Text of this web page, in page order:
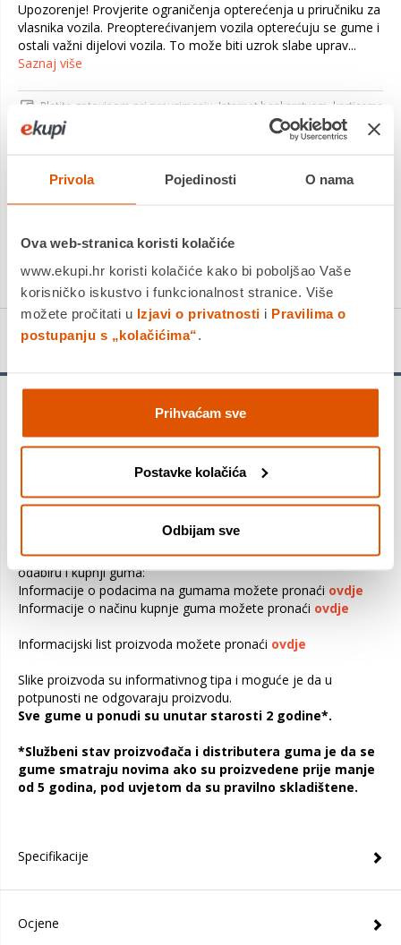
Privola Pojedinosti O nama
Ova web-stranica koristi kolačiće
www.ekupi.hr koristi kolačiće kako bi poboljšao Vaše
korisničko iskustvo i funkcionalnost stranice. Više
možete pročitati u Izjavi o privatnosti i Pravilima o
postupanju s „kolačićima“.
Prihvaćam sve
Postavke kolačića
Odbijam sve
Upozorenje! Provjerite ograničenja opterećenja u priručniku za
vlasnika vozila. Preopterećivanjem vozila opterećuju se gume i
ostali važni dijelovi vozila. To može biti uzrok slabe uprav...
Saznaj više
Platite gotovinom pri preuzimanju, Internet bankarstvom, karticama
jednokratno i na rate
Povrat robe moguć unutar 14 dana
PROIZVOD JE NEDOSTUPAN
Usporedite proizvod
Detalji proizvoda
vozila. Preopterećivanjem vozila opterećuju se gume i ostali
važni dijelovi vozila. To može biti uzrok slabe upravljivosti,
povećane potrošnje goriva i kvara gume. Također može
prouzročiti ozbiljno pucanje, odvajanje dijelova ili "ispuštanje
Ovdje možete pronaći dokumente koji će vam pomoći pri
odabiru i kupnji guma:
Informacije o podacima na gumama možete pronaći ovdje
Informacije o načinu kupnje guma možete pronaći ovdje
Informacijski list proizvoda možete pronaći ovdje
Slike proizvoda su informativnog tipa i moguće je da u
potpunosti ne odgovaraju proizvodu.
Sve gume u ponudi su unutar starosti 2 godine*.
*Službeni stav proizvođača i distributera guma je da se
gume smatraju novima ako su proizvedene prije manje
od 5 godina, pod uvjetom da su pravilno skladištene.
Specifikacije
Ocjene